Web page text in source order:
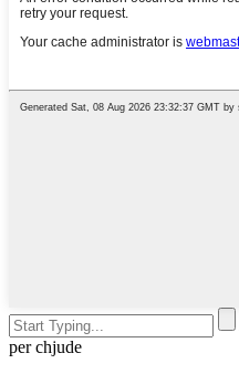
per chjude